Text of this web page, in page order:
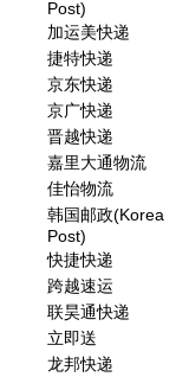
Post)
加运美快递
捷特快递
京东快递
京广快递
晋越快递
嘉里大通物流
佳怡物流
韩国邮政(Korea
Post)
快捷快递
跨越速运
联昊通快递
立即送
龙邦快递